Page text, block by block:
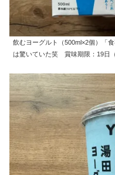
飲むヨーグルト（500ml×2個）「
は驚いていた笑 賞味期限：19日